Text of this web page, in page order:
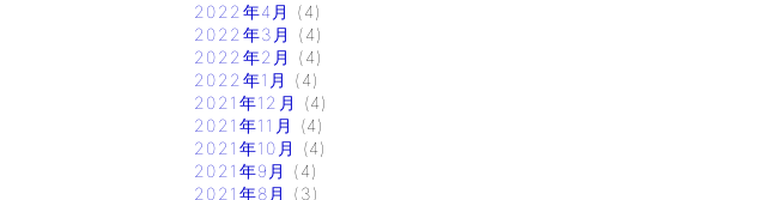
2022年4月
(4)
2022年3月
(4)
2022年2月
(4)
2022年1月
(4)
2021年12月
(4)
2021年11月
(4)
2021年10月
(4)
2021年9月
(4)
2021年8月
(3)